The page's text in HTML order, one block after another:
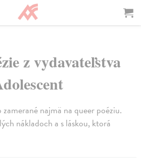
z vydavateľstva
zamerané najmä na queer poéziu.
nákladoch a s láskou, ktorá